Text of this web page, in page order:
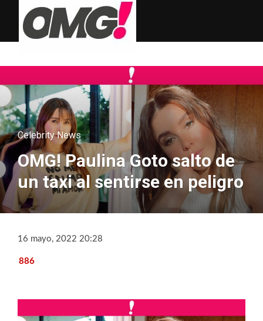
Celebrity News
OMG! Paulina Goto salto de
un taxi al sentirse en peligro
16 mayo, 2022 20:28
886